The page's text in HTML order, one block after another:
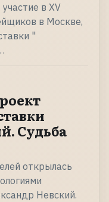
в XV
в Москве,
"
Судьба
открылась
Невский.